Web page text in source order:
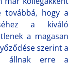
továbbá, hogy a
a kiváló
a magasan
szerint a
állnak erre a